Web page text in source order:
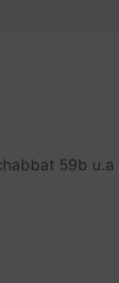
59b u.a